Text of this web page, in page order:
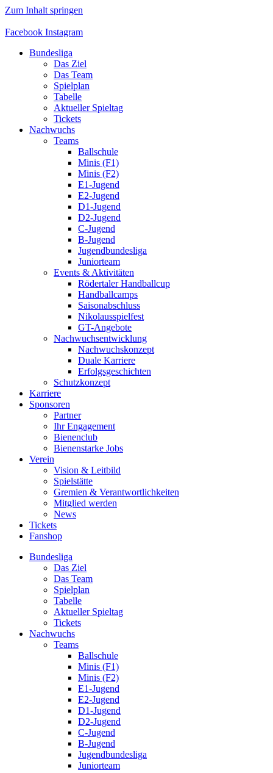
Zum Inhalt springen
Facebook Instagram
Bundesliga
Das Ziel
Das Team
Spielplan
Tabelle
Aktueller Spieltag
Tickets
Nachwuchs
Teams
Ballschule
Minis (F1)
Minis (F2)
E1-Jugend
E2-Jugend
D1-Jugend
D2-Jugend
C-Jugend
B-Jugend
Jugendbundesliga
Juniorteam
Events & Aktivitäten
Rödertaler Handballcup
Handballcamps
Saisonabschluss
Nikolausspielfest
GT-Angebote
Nachwuchsentwicklung
Nachwuchskonzept
Duale Karriere
Erfolgsgeschichten
Schutzkonzept
Karriere
Sponsoren
Partner
Ihr Engagement
Bienenclub
Bienenstarke Jobs
Verein
Vision & Leitbild
Spielstätte
Gremien & Verantwortlichkeiten
Mitglied werden
News
Tickets
Fanshop
Bundesliga
Das Ziel
Das Team
Spielplan
Tabelle
Aktueller Spieltag
Tickets
Nachwuchs
Teams
Ballschule
Minis (F1)
Minis (F2)
E1-Jugend
E2-Jugend
D1-Jugend
D2-Jugend
C-Jugend
B-Jugend
Jugendbundesliga
Juniorteam